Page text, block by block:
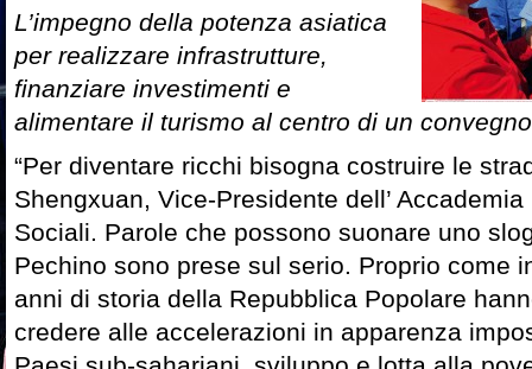
L’impegno della potenza asiatica
per realizzare infrastrutture,
finanziare investimenti e
alimentare il turismo al centro di un
“Per diventare ricchi bisogna costruire le
Shengxuan, Vice-Presidente dell’
Sociali. Parole che possono suonare uno
Pechino sono prese sul serio. Proprio come
anni di storia della Repubblica Popolare
credere alle accelerazioni in apparenza